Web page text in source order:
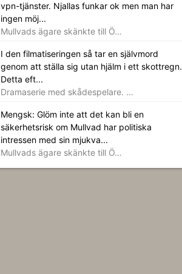
vpn-tjänster. Njallas funkar ok men man har
ingen möj...
Mullvads ägare skänkte till Ö…
I den filmatiseringen så tar en självmord
genom att ställa sig utan hjälm i ett skottregn.
Detta eft...
Dramaserie med skådespelare. …
Mengsk: Glöm inte att det kan bli en
säkerhetsrisk om Mullvad har politiska
intressen med sin mjukva...
Mullvads ägare skänkte till Ö…